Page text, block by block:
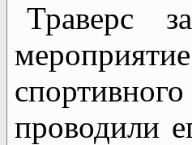
Траверс
проводили